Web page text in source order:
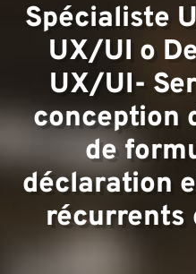
Spécialiste
UX/UI o
UX/UI-
conception
de
déclaration
récurrents